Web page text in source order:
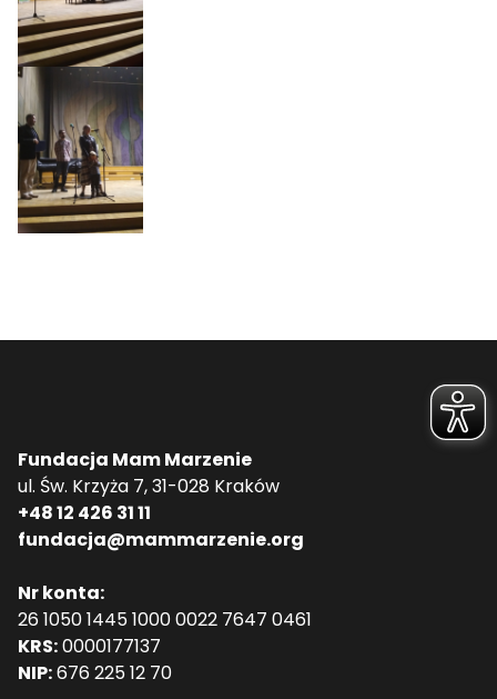
Fundacja Mam Marzenie
ul. Św. Krzyża 7, 31-028 Kraków
+48 12 426 31 11
fundacja@mammarzenie.org
Nr konta:
26 1050 1445 1000 0022 7647 0461
KRS:0000177137
NIP:676 225 12 70